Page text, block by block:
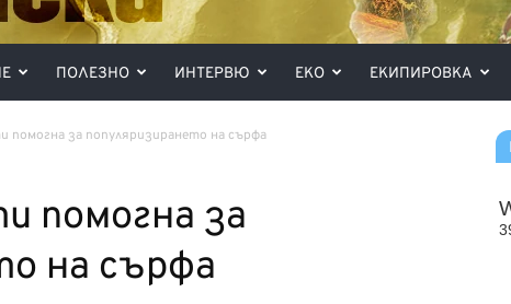
ПОЛЕЗНО ИНТЕРВЮ ЕКО ЕКИПИРОВКА
помогна за популяризирането на сърфа
помогна за
на сърфа